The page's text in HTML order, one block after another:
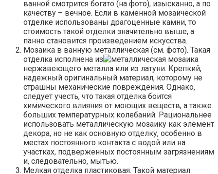
ванной смотрится богато (на фото), изысканно, а по
качеству – вечное. Если в каменной мозаической
отделке использованы драгоценные камни, то
стоимость такой отделки значительно выше, а
панно становится произведением искусства.
Мозаика в ванную металлическая (см. фото). Такая
отделка исполнена из
нержавеющего металла или из латуни. Крепкий,
надежный оригинальный материал, которому не
страшны механические повреждения. Однако,
следует учесть, что такая отделка боится
химического влияния от моющих веществ, а также
больших температурных колебаний. Рациональнее
использовать металлическую мозаику как элемент
декора, но не как основную отделку, особенно в
местах постоянного контакта с водой или на
участках, подверженных постоянным загрязнениям
и, следовательно, мытью.
Мелкая отделка пластиковая. Такой материал